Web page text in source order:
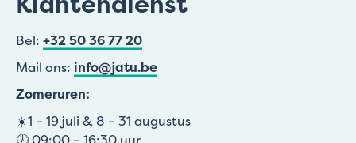
Bel: +32 50 36 77 20
Mail ons: info@jatu.be
Zomeruren:
☀️1 – 19 juli & 8 – 31 augustus
🕖 09:00 – 16:30 uur